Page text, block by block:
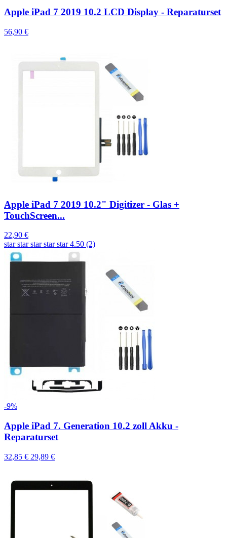
Apple iPad 7 2019 10.2 LCD Display - Reparaturset
56,90 €
Apple iPad 7 2019 10.2" Digitizer - Glas +
TouchScreen...
22,90 €
star star star star star 4.50 (2)
-9%
Apple iPad 7. Generation 10.2 zoll Akku -
Reparaturset
32,85 € 29,89 €